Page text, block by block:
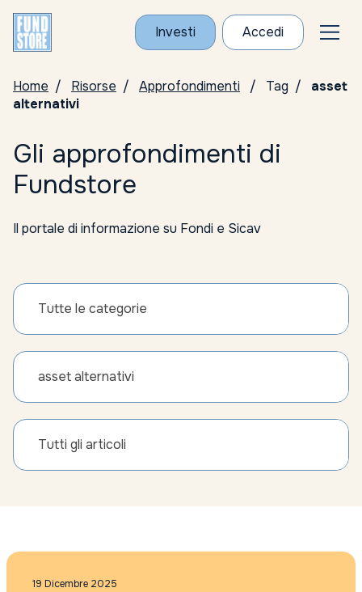
Investi Accedi
Home Risorse Approfondimenti Tag
asset
alternativi
Gli approfondimenti di
Fundstore
Il portale di informazione su Fondi e Sicav
Tutte le categorie
asset alternativi
Tutti gli articoli
19 Dicembre 2025